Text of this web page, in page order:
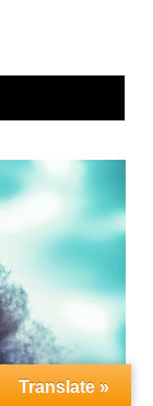
Translate »